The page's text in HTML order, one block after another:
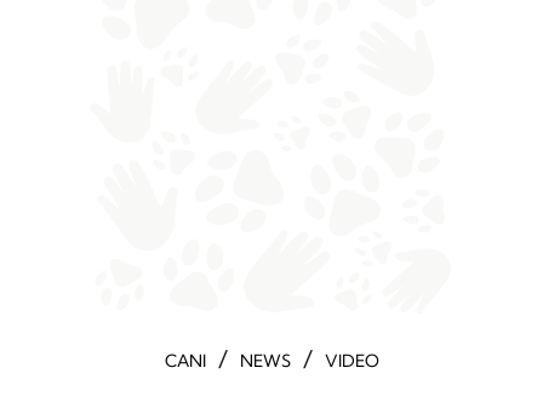
CANI / NEWS / VIDEO